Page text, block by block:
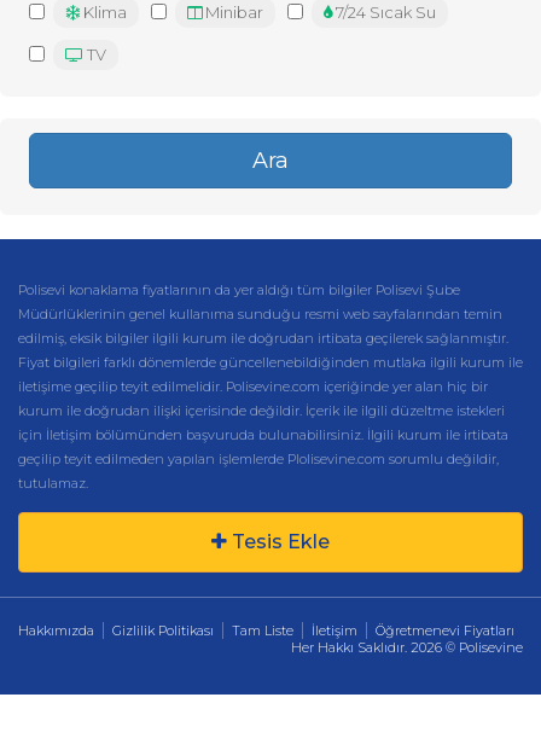
Klima Minibar 7/24 Sıcak Su
TV
Ara
Polisevi konaklama fiyatlarının da yer aldığı tüm bilgiler Polisevi Şube
Müdürlüklerinin genel kullanıma sunduğu resmi web sayfalarından temin
edilmiş, eksik bilgiler ilgili kurum ile doğrudan irtibata geçilerek sağlanmıştır.
Fiyat bilgileri farklı dönemlerde güncellenebildiğinden mutlaka ilgili kurum ile
iletişime geçilip teyit edilmelidir. Polisevine.com içeriğinde yer alan hiç bir
kurum ile doğrudan ilişki içerisinde değildir. İçerik ile ilgili düzeltme istekleri
için İletişim bölümünden başvuruda bulunabilirsiniz. İlgili kurum ile irtibata
geçilip teyit edilmeden yapılan işlemlerde Plolisevine.com sorumlu değildir,
tutulamaz.
Tesis Ekle
Hakkımızda Gizlilik Politikası Tam Liste İletişim
Öğretmenevi Fiyatları
Her Hakkı Saklıdır. 2026 © Polisevine